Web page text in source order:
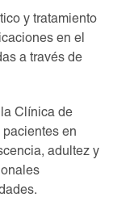
y tratamiento
en el
a través de
Clínica de
en
adultez y